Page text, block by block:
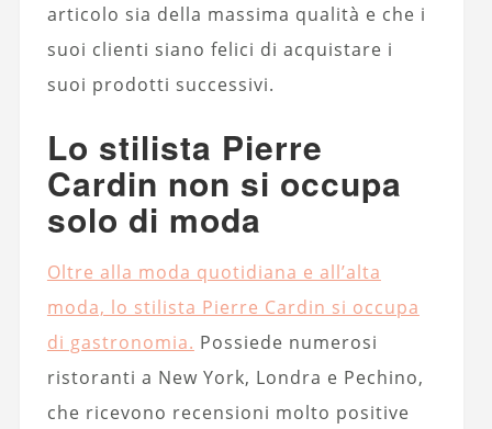
articolo sia della massima qualità e che i
suoi clienti siano felici di acquistare i
suoi prodotti successivi.
Lo stilista Pierre
Cardin non si occupa
solo di moda
Oltre alla moda quotidiana e all’alta
moda, lo stilista Pierre Cardin si occupa
di gastronomia. Possiede numerosi
ristoranti a New York, Londra e Pechino,
che ricevono recensioni molto positive